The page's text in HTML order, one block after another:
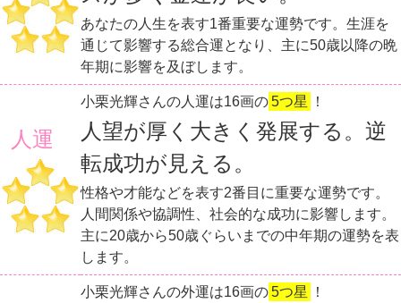
あなたの人生を表す1番重要な運勢です。生涯を
通じて影響する総合運となり、主に50歳以降の晩
年期に影響を及ぼします。
人運
小栗光輝さんの人運は16画の5つ星 ！
人望が厚く大きく発展する。逆
転成功が見える。
性格や才能などを表す2番目に重要な運勢です。
人間関係や協調性、社会的な成功に影響します。
主に20歳から50歳ぐらいまでの中年期の運勢を表
します。
小栗光輝さんの外運は16画の5つ星 ！